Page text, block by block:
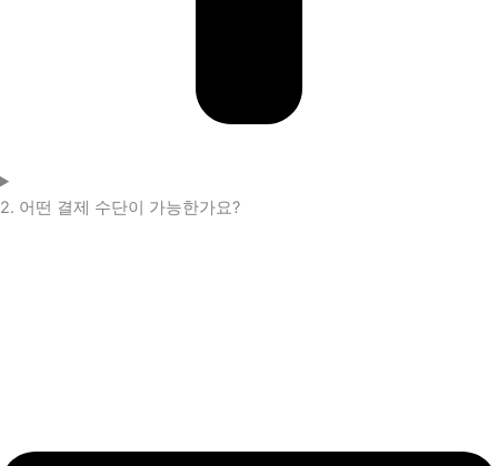
2. 어떤 결제 수단이 가능한가요?